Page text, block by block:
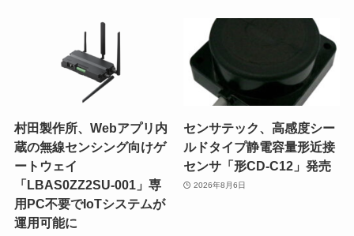
村田製作所、Webアプリ内
蔵の無線センシング向けゲ
ートウェイ
「LBAS0ZZ2SU-001」専
用PC不要でIoTシステムが
運用可能に
センサテック、高感度シー
ルドタイプ静電容量形近接
センサ「形CD-C12」発売
2026年8月6日